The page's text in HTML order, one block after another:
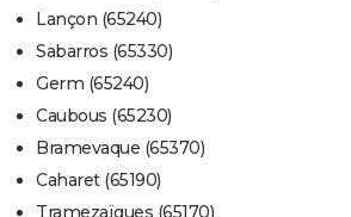
Lançon (65240)
Sabarros (65330)
Germ (65240)
Caubous (65230)
Bramevaque (65370)
Caharet (65190)
Tramezaïgues (65170)